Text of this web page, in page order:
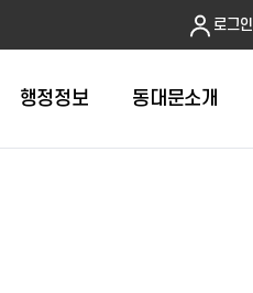
로그인
행정정보 동대문소개